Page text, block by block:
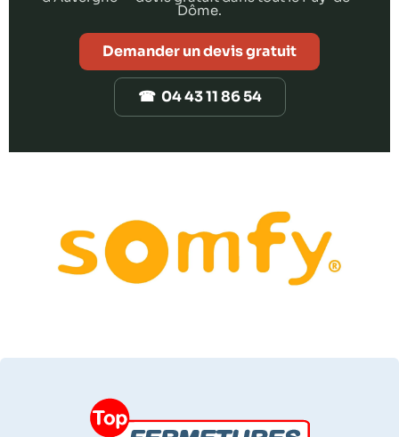
Dôme.
Demander un devis gratuit
☎ 04 43 11 86 54